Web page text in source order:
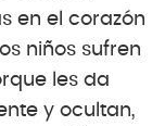
en el corazón
niños sufren
les da
y ocultan,